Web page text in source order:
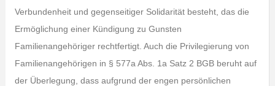
Verbundenheit und gegenseitiger Solidarität besteht, das die
Ermöglichung einer Kündigung zu Gunsten
Familienangehöriger rechtfertigt. Auch die Privilegierung von
Familienangehörigen in § 577a Abs. 1a Satz 2 BGB beruht auf
der Überlegung, dass aufgrund der engen persönlichen